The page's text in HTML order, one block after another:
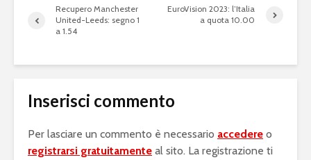
Recupero Manchester
United-Leeds: segno 1
a 1.54
EuroVision 2023: l’Italia
a quota 10.00
Inserisci commento
Per lasciare un commento è necessario accedere o
registrarsi gratuitamente al sito. La registrazione ti